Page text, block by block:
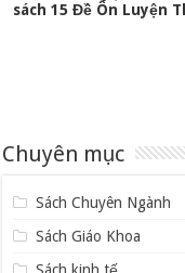
sách 15 Đề Ôn Luyện
Chuyên mục
Sách Chuyên Ngành
Sách Giáo Khoa